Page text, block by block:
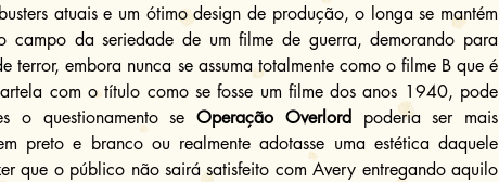
atuais e um ótimo design de produção, o longa se mantém
campo da seriedade de um filme de guerra, demorando para
terror, embora nunca se assuma totalmente como o filme B que é
com o título como se fosse um filme dos anos 1940, pode
o questionamento se Operação Overlord poderia ser mais
preto e branco ou realmente adotasse uma estética daquele
que o público não sairá satisfeito com Avery entregando aquilo